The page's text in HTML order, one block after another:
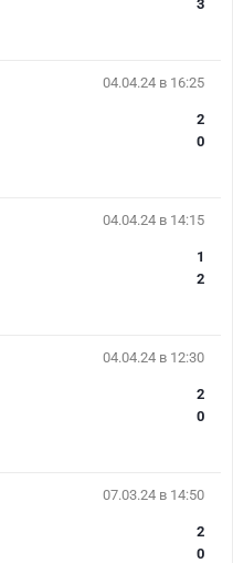
3
04.04.24 в 16:25
2
0
04.04.24 в 14:15
1
2
04.04.24 в 12:30
2
0
07.03.24 в 14:50
2
0